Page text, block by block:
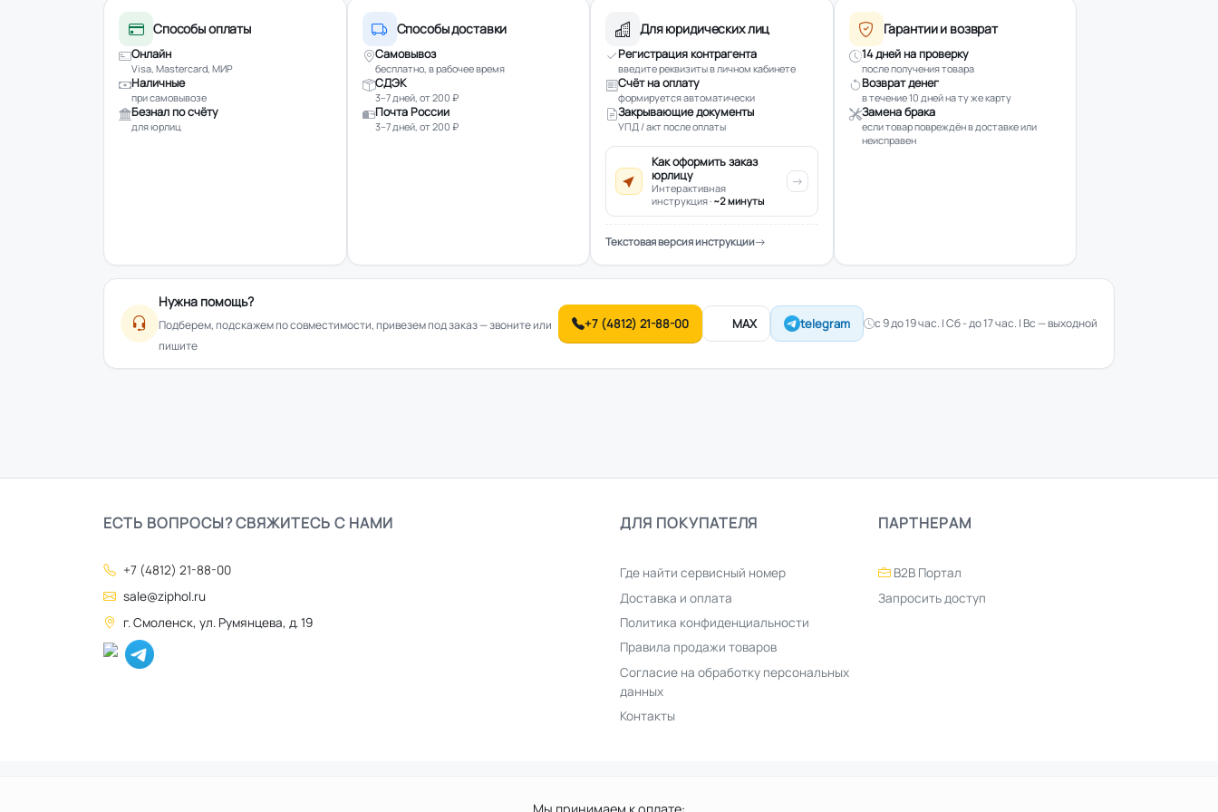
Способы оплаты
Онлайн
Visa, Mastercard, МИР
Наличные
при самовывозе
Безнал по счёту
для юрлиц
Способы доставки
Самовывоз
бесплатно, в рабочее время
СДЭК
3–7 дней, от 200 ₽
Почта России
3–7 дней, от 200 ₽
Для юридических лиц
Регистрация контрагента
введите реквизиты в личном кабинете
Счёт на оплату
формируется автоматически
Закрывающие документы
УПД / акт после оплаты
Как оформить заказ
юрлицу
Интерактивная
инструкция · ~2 минуты
Текстовая версия инструкции
Гарантии и возврат
14 дней на проверку
после получения товара
Возврат денег
в течение 10 дней на ту же карту
Замена брака
если товар повреждён в доставке или
неисправен
Нужна помощь?
Подберем, подскажем по совместимости, привезем под заказ — звоните или
пишите
+7 (4812) 21-88-00 MAX telegram с 9 до 19 час. | Сб - до 17 час. | Вс — выходной
ЕСТЬ ВОПРОСЫ? СВЯЖИТЕСЬ С НАМИ
+7 (4812) 21-88-00
sale@ziphol.ru
г. Смоленск, ул. Румянцева, д. 19
ДЛЯ ПОКУПАТЕЛЯ
Где найти сервисный номер
Доставка и оплата
Политика конфиденциальности
Правила продажи товаров
Согласие на обработку персональных
данных
Контакты
ПАРТНЕРАМ
B2B Портал
Запросить доступ